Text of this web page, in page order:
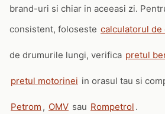
brand-uri si chiar in aceeasi zi.
consistent, foloseste calculatorul de
de drumurile lungi, verifica pretul
pretul motorinei in orasul tau si
Petrom , OMV sau Rompetrol .